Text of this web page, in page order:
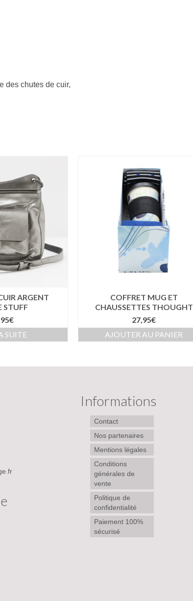
des chutes de cuir,
ARGENT
STUFF
€
SUITE
COFFRET MUG ET
CHAUSSETTES THOUGHT
27,95€
AJOUTER AU PANIER
Informations
Contact
Nos partenaires
Mentions légales
Conditions
générales de
vente
Politique de
confidentialité
Paiement 100%
sécurisé